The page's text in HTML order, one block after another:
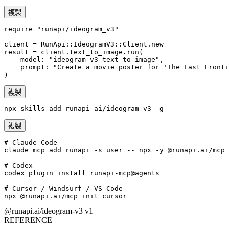
複製
require "runapi/ideogram_v3"
client = RunApi::IdeogramV3::Client.new
result = client.text_to_image.run(
    model: "ideogram-v3-text-to-image",
prompt: "Create a movie poster for 'The Last
)
複製
npx skills add runapi-ai/ideogram-v3 -g
複製
# Claude Code
claude mcp add runapi -s user -- npx -y @runapi.ai/mcp
# Codex
codex plugin install runapi-mcp@agents
# Cursor / Windsurf / VS Code
npx @runapi.ai/mcp init cursor
@runapi.ai/ideogram-v3 v1
REFERENCE